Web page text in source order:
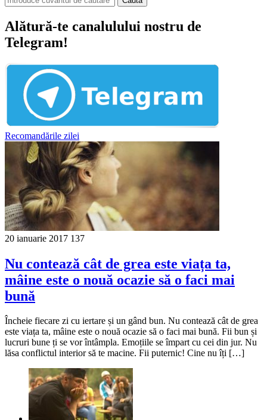
Alătură-te canalulului nostru de
Telegram!
Recomandările zilei
20 ianuarie 2017 137
Nu contează cât de grea este viața ta,
mâine este o nouă ocazie să o faci mai
bună
Încheie fiecare zi cu iertare și un gând bun. Nu contează cât de grea
este viața ta, mâine este o nouă ocazie să o faci mai bună. Fii bun și
lucruri bune ți se vor întâmpla. Emoțiile se împart cu cei din jur. Nu
lăsa conflictul interior să te macine. Fii puternic! Cine nu îți […]